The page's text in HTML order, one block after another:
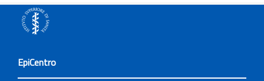
EpiCentro